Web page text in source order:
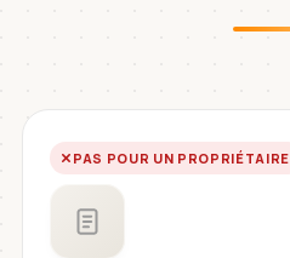
PAS POUR UN PROPRIÉTAIRE